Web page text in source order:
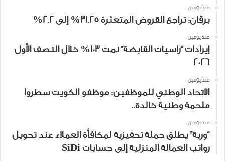
منذ يومين
برقان: تراجع القروض المتعثرة 31.25% إلى 2.2%
منذ يومين
إيرادات “راسيات القابضة” نمت 103% خلال النصف الأول
2026
منذ يومين
الاتحاد الوطني للموظفين: موظفو الكويت سطروا
ملحمة وطنية خالدة..
منذ يومين
“وربة” يطلق حملة تحفيزية لمكافأة العملاء عند تحويل
رواتب العمالة المنزلية إلى حسابات SiDi